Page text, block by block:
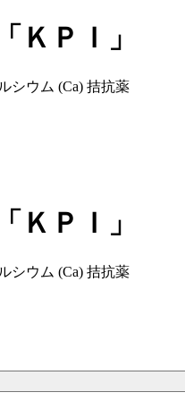
ＫＰＩ」
シウム (Ca) 拮抗薬
ＫＰＩ」
シウム (Ca) 拮抗薬